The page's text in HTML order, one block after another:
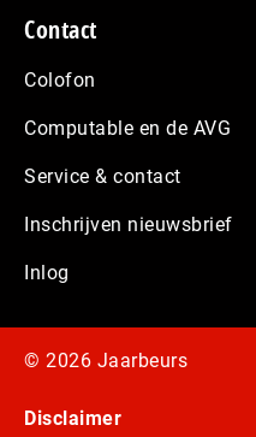
Contact
Colofon
Computable en de AVG
Service & contact
Inschrijven nieuwsbrief
Inlog
© 2026 Jaarbeurs
Disclaimer